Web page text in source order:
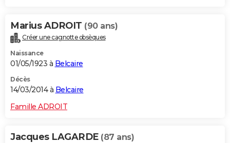
Marius ADROIT (90 ans)
Créer une cagnotte obsèques
Naissance
01/05/1923 à Belcaire
Décès
14/03/2014 à Belcaire
Famille ADROIT
Jacques LAGARDE (87 ans)